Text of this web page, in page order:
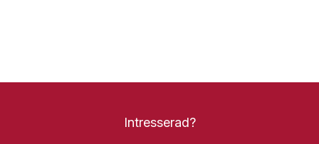
Intresserad?